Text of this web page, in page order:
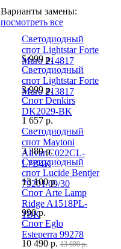
Варианты замены:
посмотреть все
Светодиодный
спот Lightstar Forte
Muro 214817
5 999 р.
Светодиодный
спот Lightstar Forte
Muro 213817
3 999 р.
Спот Denkirs
DK2029-BK
1 657 р.
Светодиодный
спот Maytoni
Alivar C022CL-
L7B4K
3 380р.
Светодиодный
спот Lucide Bentjer
79201/09/30
13 100р.
Спот Arte Lamp
Ridge A1518PL-
1BK
990р.
Спот Eglo
Esteperra 99278
10 490 р. 13 690 р.